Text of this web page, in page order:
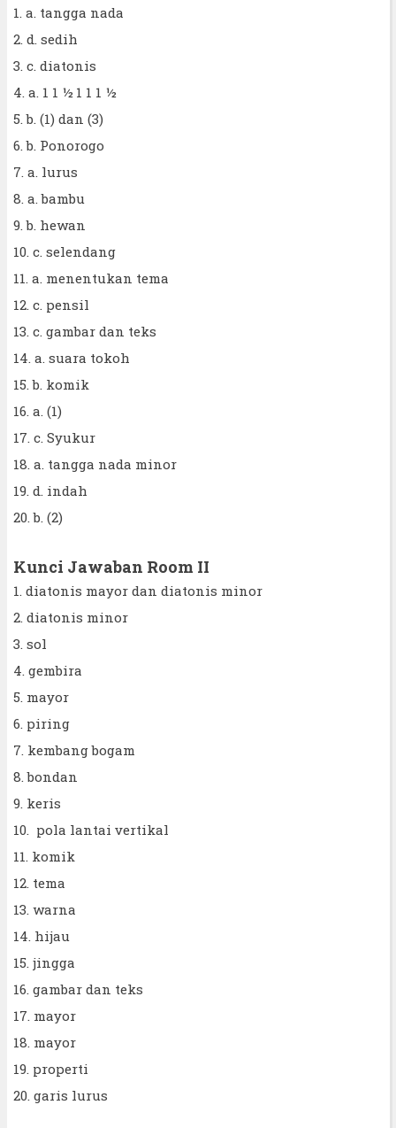
1. a. tangga nada
2. d. sedih
3. c. diatonis
4. a. 1 1 ½ 1 1 1 ½
5. b. (1) dan (3)
6. b. Ponorogo
7. a. lurus
8. a. bambu
9. b. hewan
10. c. selendang
11. a. menentukan tema
12. c. pensil
13. c. gambar dan teks
14. a. suara tokoh
15. b. komik
16. a. (1)
17. c. Syukur
18. a. tangga nada minor
19. d. indah
20. b. (2)
Kunci Jawaban Room II
1. diatonis mayor dan diatonis minor
2. diatonis minor
3. sol
4. gembira
5. mayor
6. piring
7. kembang bogam
8. bondan
9. keris
10. pola lantai vertikal
11. komik
12. tema
13. warna
14. hijau
15. jingga
16. gambar dan teks
17. mayor
18. mayor
19. properti
20. garis lurus